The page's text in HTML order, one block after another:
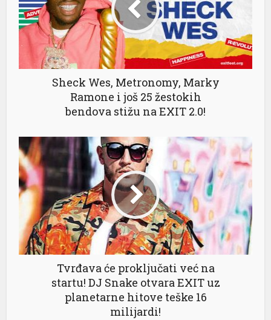
bonusu
escort
bonusu
bonusu
bonusu
bonusu
Sheck Wes, Metronomy, Marky
Ramone i još 25 žestokih
bendova stižu na EXIT 2.0!
Tvrđava će proključati već na
startu! DJ Snake otvara EXIT uz
planetarne hitove teške 16
milijardi!